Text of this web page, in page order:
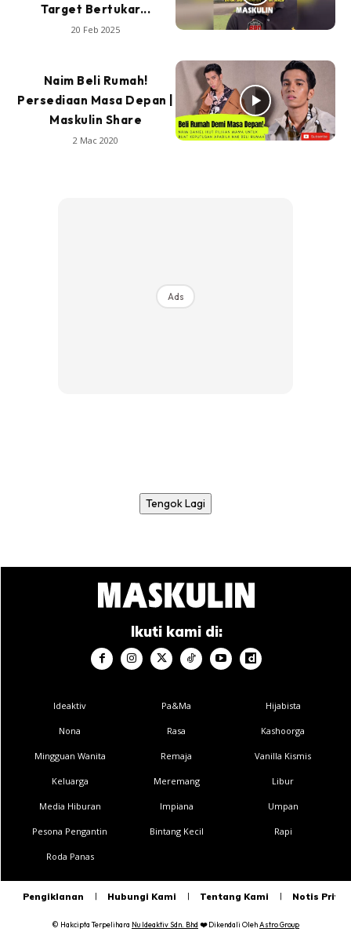
Target Bertukar...
20 Feb 2025
Naim Beli Rumah!
Persediaan Masa Depan |
Maskulin Share
2 Mac 2020
Ads
Tengok Lagi
Ikuti kami di:
Ideaktiv
Nona
Mingguan Wanita
Keluarga
Media Hiburan
Pesona Pengantin
Roda Panas
Pa&Ma
Rasa
Remaja
Meremang
Impiana
Bintang Kecil
Hijabista
Kashoorga
Vanilla Kismis
Libur
Umpan
Rapi
Pengiklanan Hubungi Kami Tentang Kami Notis
© Hakcipta Terpelihara Nu Ideaktiv Sdn. Bhd ❤️Dikendali OlehAstro Group